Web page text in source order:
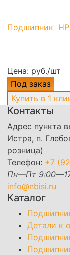
Подшипник
Цена: руб./шт
Под заказ
Контакты
Адрес пункта
Истра, п.
розница)
Телефон: +7
Пн—Пт
info@nbisi.ru
Каталог
Детали к